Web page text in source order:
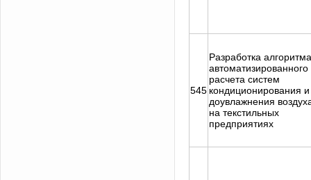
545
Разработка алгоритма
автоматизированного
расчета систем
кондиционирования и
доувлажнения
на текстильных
предприятиях